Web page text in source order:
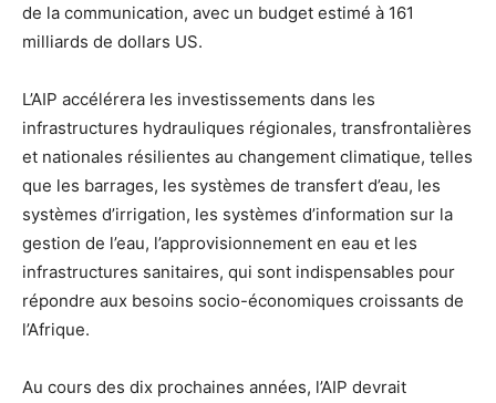
de la communication, avec un budget estimé à 161
milliards de dollars US.
L’AIP accélérera les investissements dans les
infrastructures hydrauliques régionales, transfrontalières
et nationales résilientes au changement climatique, telles
que les barrages, les systèmes de transfert d’eau, les
systèmes d’irrigation, les systèmes d’information sur la
gestion de l’eau, l’approvisionnement en eau et les
infrastructures sanitaires, qui sont indispensables pour
répondre aux besoins socio-économiques croissants de
l’Afrique.
Au cours des dix prochaines années, l’AIP devrait